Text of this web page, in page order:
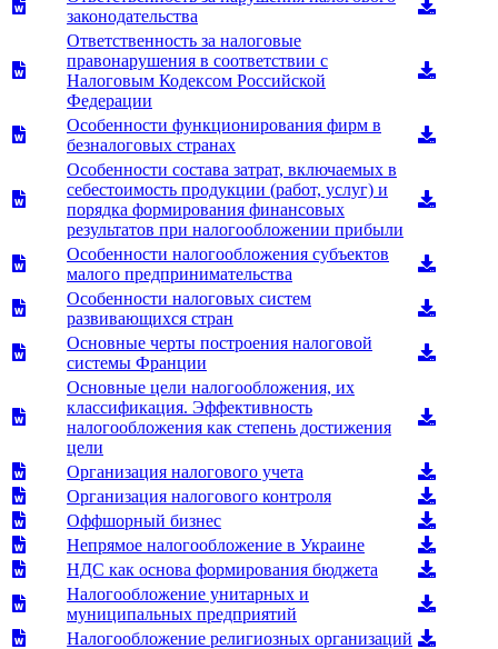
законодательства
Ответственность за налоговые
правонарушения в соответствии с
Налоговым Кодексом Российской
Федерации
Особенности функционирования фирм в
безналоговых странах
Особенности состава затрат, включаемых в
себестоимость продукции (работ, услуг) и
порядка формирования финансовых
результатов при налогообложении прибыли
Особенности налогообложения субъектов
малого предпринимательства
Особенности налоговых систем
развивающихся стран
Основные черты построения налоговой
системы Франции
Основные цели налогообложения, их
классификация. Эффективность
налогообложения как степень достижения
цели
Организация налогового учета
Организация налогового контроля
Оффшорный бизнес
Непрямое налогообложение в Украине
НДС как основа формирования бюджета
Налогообложение унитарных и
муниципальных предприятий
Налогообложение религиозных организаций